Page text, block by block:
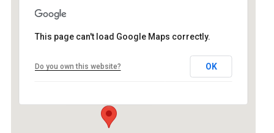
L’ampérage
163 cours Berriat - Grenoble
This page can't load Google Maps correctly.
Do you own this website? OK